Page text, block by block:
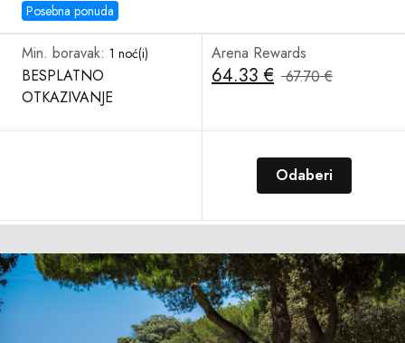
Posebna ponuda
Min. boravak: 1 noć(i)
BESPLATNO
OTKAZIVANJE
Arena Rewards
64.33 € 67.70 €
Odaberi